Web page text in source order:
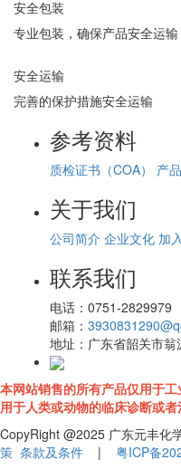
安全包装
专业包装，确保产品安全运输
安全运输
完善的保护措施安全运输
参考资料
质检证书（COA） 产
关于我们
公司简介 企业文化 加
联系我们
电话： 0751-2829979
邮箱：
地址： 广东省韶关市
本网站销售的所有产品仅用于
用于人类或动物的临床诊断或者
CopyRight @2025 广东元丰
策 条款及条件 | 粤ICP备